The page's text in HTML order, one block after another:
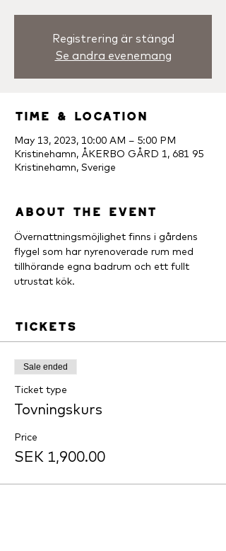
Registrering är stängd
Se andra evenemang
Time & Location
May 13, 2023, 10:00 AM – 5:00 PM
Kristinehamn, ÅKERBO GÅRD 1, 681 95
Kristinehamn, Sverige
About the event
Övernattningsmöjlighet finns i gårdens
flygel som har nyrenoverade rum med
tillhörande egna badrum och ett fullt
utrustat kök.
Tickets
Sale ended
Ticket type
Tovningskurs
Price
SEK 1,900.00